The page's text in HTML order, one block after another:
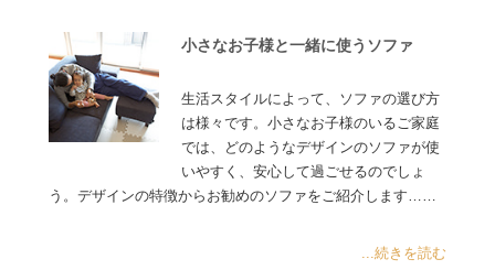
小さなお子様と一緒に使うソファ
生活スタイルによって、ソファの選び方
は様々です。小さなお子様のいるご家庭
では、どのようなデザインのソファが使
いやすく、安心して過ごせるのでしょ
う。デザインの特徴からお勧めのソファをご紹介します……
...続きを読む